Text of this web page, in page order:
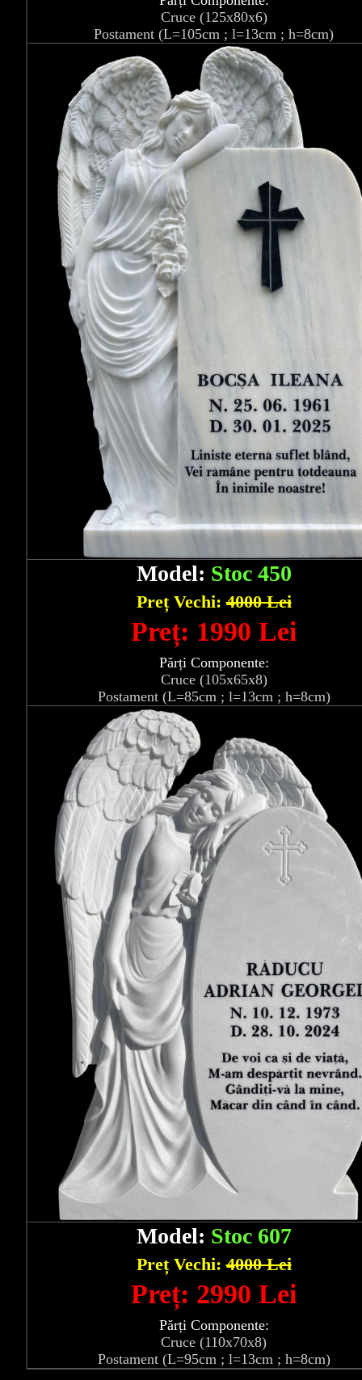
Cruce (125x80x6)
Postament (L=105cm ; l=13cm ; h=8cm)
Model: Stoc 450
Preț Vechi:4000 Lei
Preț: 1990 Lei
Părți Componente:
Cruce (105x65x8)
Postament (L=85cm ; l=13cm ; h=8cm)
Model: Stoc 607
Preț Vechi:4000 Lei
Preț: 2990 Lei
Părți Componente:
Cruce (110x70x8)
Postament (L=95cm ; l=13cm ; h=8cm)